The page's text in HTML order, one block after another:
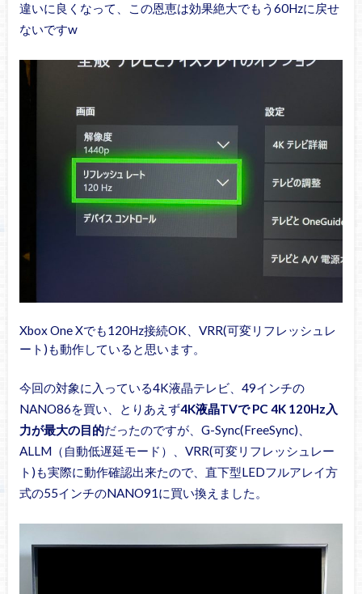
違いに良くなって、この恩恵は効果絶大でもう60Hzに戻せ
ないですw
Xbox One Xでも120Hz接続OK、VRR(可変リフレッシュレ
ート)も動作していると思います。
今回の対象に入っている4K液晶テレビ、49インチの
NANO86を買い、とりあえず4K液晶TVで PC 4K 120Hz入
力が最大の目的だったのですが、G-Sync(FreeSync)、
ALLM（自動低遅延モード）、VRR(可変リフレッシュレー
ト)も実際に動作確認出来たので、直下型LEDフルアレイ方
式の55インチのNANO91に買い換えました。